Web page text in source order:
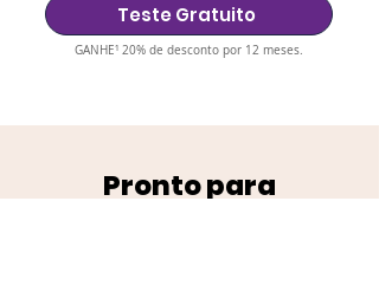
Teste Gratuito
GANHE¹ 20% de desconto por 12 meses.
Pronto para